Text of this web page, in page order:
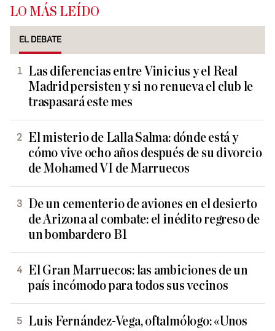
LO MÁS LEÍDO
EL DEBATE
Las diferencias entre Vinicius y el Real
Madrid persisten y si no renueva el club le
traspasará este mes
El misterio de Lalla Salma: dónde está y
cómo vive ocho años después de su divorcio
de Mohamed VI de Marruecos
De un cementerio de aviones en el desierto
de Arizona al combate: el inédito regreso de
un bombardero B1
El Gran Marruecos: las ambiciones de un
país incómodo para todos sus vecinos
Luis Fernández-Vega, oftalmólogo: «Unos